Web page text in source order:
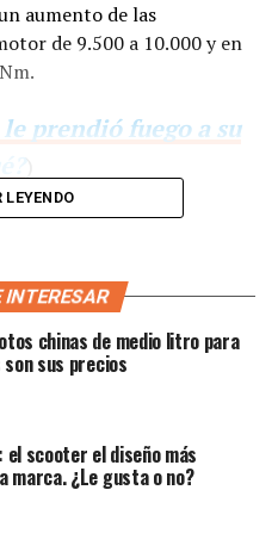
aumento de las
de 9.500 a 10.000 y en
prendió fuego a su
LEYENDO
INTERESAR
chinas de medio litro para
sus precios
el scooter el diseño más
marca. ¿Le gusta o no?